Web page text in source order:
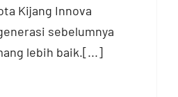
Kijang Innova
sebelumnya
lebih baik.[...]